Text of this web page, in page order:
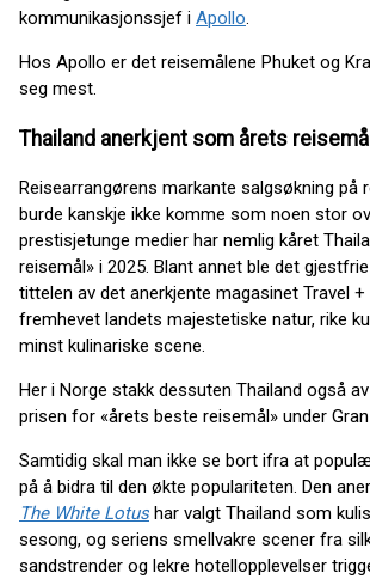
kommunikasjonssjef i Apollo.
Hos Apollo er det reisemålene Phuket og
seg mest.
Thailand anerkjent som årets reisemål
Reisearrangørens markante salgsøkning på
burde kanskje ikke komme som noen stor
prestisjetunge medier har nemlig kåret
reisemål» i 2025. Blant annet ble det
tittelen av det anerkjente magasinet Travel
fremhevet landets majestetiske natur, rike
minst kulinariske scene.
Her i Norge stakk dessuten Thailand også
prisen for «årets beste reisemål» under
Samtidig skal man ikke se bort ifra at
på å bidra til den økte populariteten. Den
The White Lotus har valgt Thailand som
sesong, og seriens smellvakre scener fra
sandstrender og lekre hotellopplevelser